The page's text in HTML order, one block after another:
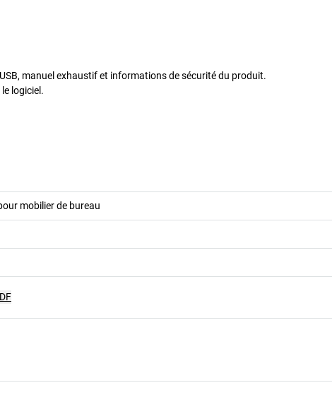
manuel exhaustif et informations de sécurité du produit.
logiciel.
mobilier de bureau